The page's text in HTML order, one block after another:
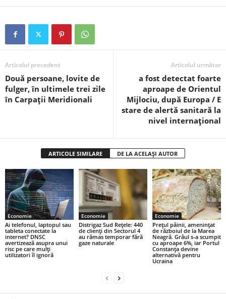
Articolul precedent
Două persoane, lovite de
fulger, în ultimele trei zile
în Carpații Meridionali
Articolul următor
a fost detectat foarte
aproape de Orientul
Mijlociu, după Europa / E
stare de alertă sanitară la
nivel internațional
ARTICOLE SIMILARE DE LA ACELAȘI AUTOR
Economie
Ai telefonul, laptopul sau
tableta conectate la
internet? DNSC
avertizează asupra unui
risc pe care mulți
utilizatori îl ignoră
Economie
Distrigaz Sud Rețele: 440
de clienți din Sectorul 4
au rămas temporar fără
gaze naturale
Economie
Prețul pâinii, amenințat
de războiul de la Marea
Neagră. Grâul s-a scumpit
cu aproape 6%, iar Portul
Constanța devine
alternativă pentru
Ucraina